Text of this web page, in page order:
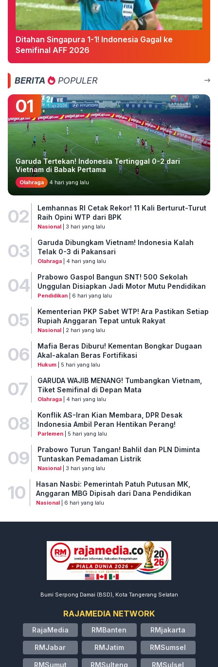
Ditahan Singapura 1-1! Indonesia Gagal ke
Semifinal AFF 2026
BERITA POPULER
01
Garuda Tertekan! Indonesia Tertinggal 0-2 dari
Vietnam di Babak Pertama
Olahraga 4 hari yang lalu
02
Lemhannas RI Cetak Rekor! 11 Kali Berturut-Turut
Raih Opini WTP dari BPK
Nasional| 3 hari yang lalu
03
Garuda Dibungkam Vietnam! Indonesia Kalah
Telak 0-3 di Pakansari
Olahraga| 4 hari yang lalu
04
Prabowo Gaspol Bangun SNT! 500 Sekolah
Unggulan Disiapkan Jadi Motor Mutu Pendidikan
Pendidikan| 6 hari yang lalu
05
Kementerian PKP Sabet WTP! Ara Pastikan Setiap
Rupiah Anggaran Tepat untuk Rakyat
Nasional| 2 hari yang lalu
06
Mafia Beras Diburu! Kementan Bongkar Dugaan
Akal-akalan Beras Fortifikasi
Hukum| 5 hari yang lalu
07
GARUDA WAJIB MENANG! Tumbangkan Vietnam,
Tiket Semifinal di Depan Mata
Olahraga| 4 hari yang lalu
08
Konflik AS-Iran Kian Membara, DPR Desak
Indonesia Ambil Peran Hentikan Perang!
Parlemen| 5 hari yang lalu
09
Prabowo Turun Tangan! Bahlil dan PLN Diminta
Tuntaskan Pemadaman Listrik
Nasional| 3 hari yang lalu
10
Hasan Nasbi: Pemerintah Patuh Putusan MK,
Anggaran MBG Dipisah dari Dana Pendidikan
Nasional| 6 hari yang lalu
Bumi Serpong Damai (BSD), Kota Tangerang Selatan
RAJAMEDIA NETWORK
RajaMedia RMBanten RMjakarta
RMJabar RMJatim RMSumsel
RMSumut RMSulteng RMSulsel